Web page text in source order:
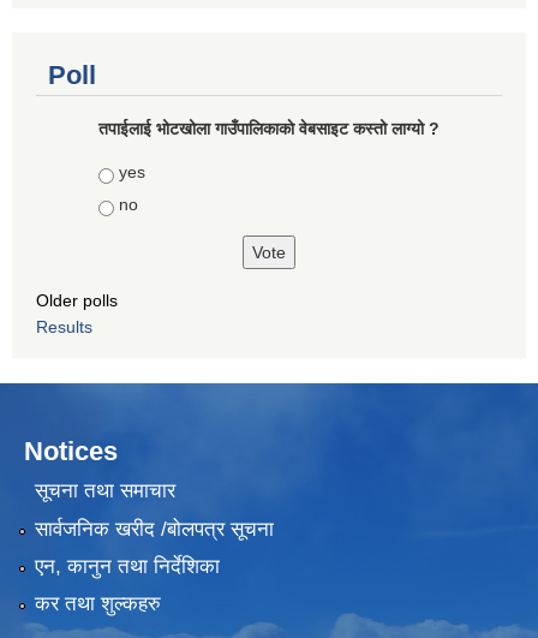
Poll
तपाईलाई भोटखोला गाउँपालिकाकाे वेबसाइट कस्तो लाग्यो ?
Choices
yes
no
Older polls
Results
Notices
सूचना तथा समाचार
सार्वजनिक खरीद /बोलपत्र सूचना
एन, कानुन तथा निर्देशिका
कर तथा शुल्कहरु